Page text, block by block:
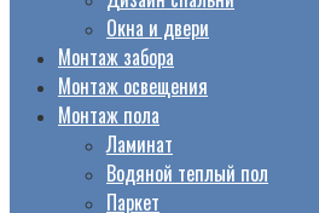
Окна и двери
Монтаж забора
Монтаж освещения
Монтаж пола
Ламинат
Водяной теплый пол
Паркет